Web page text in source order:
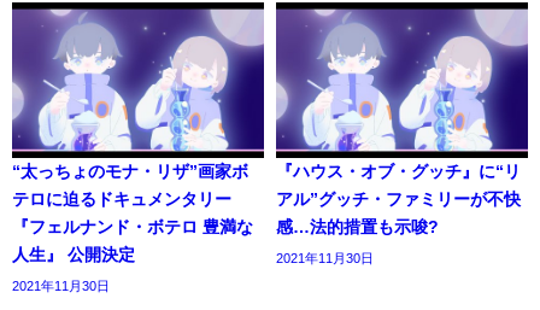
“太っちょのモナ・リザ”画家ボ
テロに迫るドキュメンタリー
『フェルナンド・ボテロ 豊満な
人生』 公開決定
2021年11月30日
『ハウス・オブ・グッチ』に“リ
アル”グッチ・ファミリーが不快
感…法的措置も示唆?
2021年11月30日